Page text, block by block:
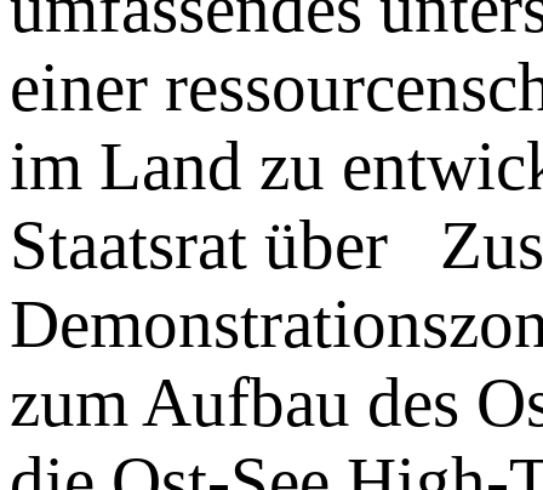
einer
im Land zu
Staatsrat über
zum Aufbau des